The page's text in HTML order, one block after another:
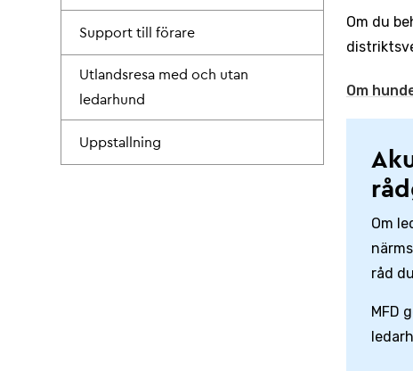
Support till förare
Utlandsresa med och utan
ledarhund
Uppstallning
Om du
Om
Om
råd
MFD